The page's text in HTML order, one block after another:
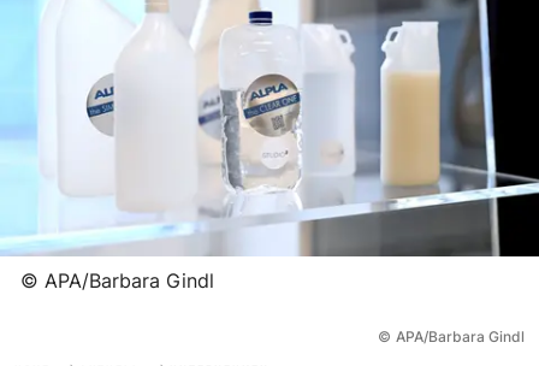
© APA/Barbara Gindl
© APA/Barbara Gindl